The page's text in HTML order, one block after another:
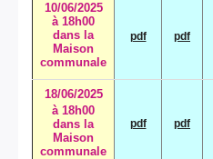
10/06/2025
à 18h00
dans la
Maison
communale
pdf pdf
18/06/2025
à 18h00
dans la
Maison
communale
pdf pdf